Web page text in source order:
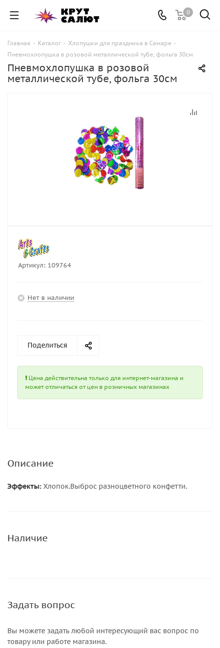
0
Главная - Каталог - Хлопушки для праздника в Самаре -
Пневмохлопушка в розовой металлической тубе, фольга 30см
Пневмохлопушка в розовой
металлической тубе, фольга 30см
Артикул: 109764
Нет в наличии
Поделиться
Цена действительна только для интернет-магазина и
может отличаться от цен в розничных магазинах
Описание
Эффекты: Хлопок.Выброс разноцветного конфетти.
Наличие
Задать вопрос
Вы можете задать любой интересующий вас вопрос по
товару или работе магазина.